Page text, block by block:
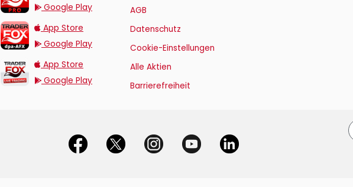
Google Play
TraderFox dpa-AFX ProFeed
App Store
Google Play
TraderFox Live Trading
App Store
Google Play
AGB
Datenschutz
Cookie-Einstellungen
Alle Aktien
Barrierefreiheit
offizielle Social Media-Accounts